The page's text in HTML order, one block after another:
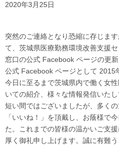
2020年3月25日
突然のご連絡となり恐縮に存じま
て、茨城県医療勤務環境改善支援
窓口の公式 Facebook ページの更
公式 Facebook ページとして 2015
今日に至るまで茨城県内で働く女
いての紹介、様々な情報発信いたし
短い間ではございましたが、多く
「いいね！」を頂戴し、お蔭様で
た。これまでの皆様の温かいご支
厚く御礼申し上げます。誠に有難う